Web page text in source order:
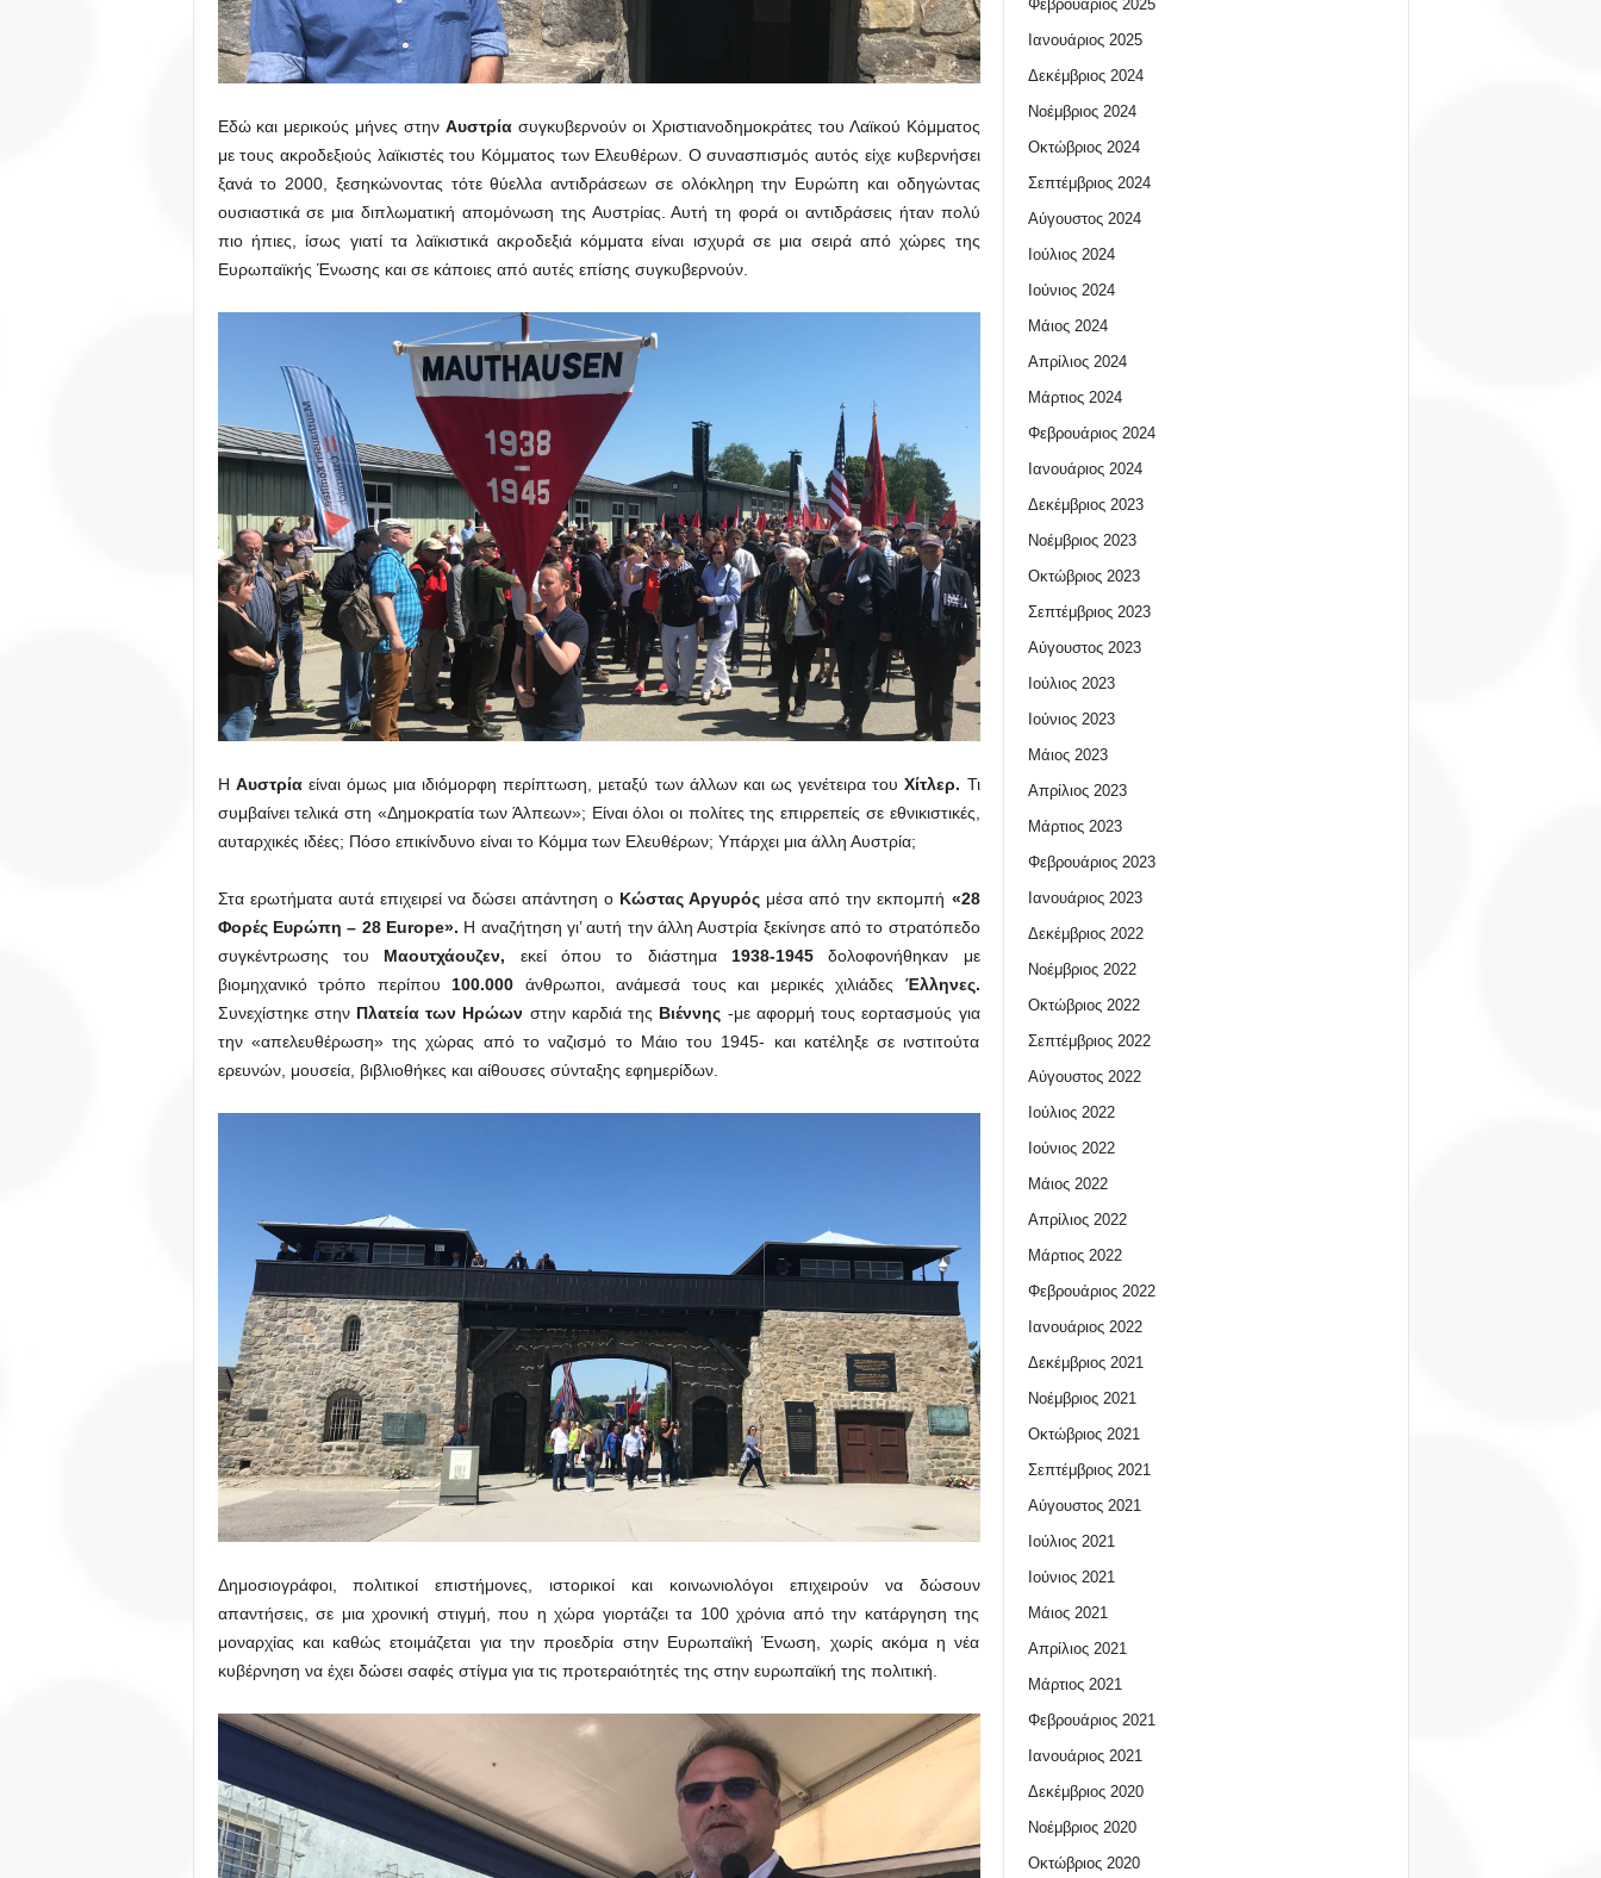
Εδώ και μερικούς μήνες στηνΑυστρία συγκυβερνούν οι Χριστιανοδημοκράτες του Λαϊκού Κόμματος
με τους ακροδεξιούς λαϊκιστές του Κόμματος των Ελευθέρων. Ο συνασπισμός αυτός είχε κυβερνήσει
ξανά το 2000, ξεσηκώνοντας τότε θύελλα αντιδράσεων σε ολόκληρη την Ευρώπη και οδηγώντας
ουσιαστικά σε μια διπλωματική απομόνωση της Αυστρίας. Αυτή τη φορά οι αντιδράσεις ήταν πολύ
πιο ήπιες, ίσως γιατί τα λαϊκιστικά ακροδεξιά κόμματα είναι ισχυρά σε μια σειρά από χώρες της
Ευρωπαϊκής Ένωσης και σε κάποιες από αυτές επίσης συγκυβερνούν.
Η Αυστρίαείναι όμως μια ιδιόμορφη περίπτωση, μεταξύ των άλλων και ως γενέτειρα τουΧίτλερ. Τι
συμβαίνει τελικά στη «Δημοκρατία των Άλπεων»; Είναι όλοι οι πολίτες της επιρρεπείς σε εθνικιστικές,
αυταρχικές ιδέες; Πόσο επικίνδυνο είναι το Κόμμα των Ελευθέρων; Υπάρχει μια άλλη Αυστρία;
Στα ερωτήματα αυτά επιχειρεί να δώσει απάντηση ο Κώστας Αργυρός μέσα από την εκπομπή «28
Φορές Ευρώπη – 28 Europe». Η αναζήτηση γι’ αυτή την άλλη Αυστρία ξεκίνησε από το στρατόπεδο
συγκέντρωσης του Μαουτχάουζεν, εκεί όπου το διάστημα 1938-1945δολοφονήθηκαν με
βιομηχανικό τρόπο περίπου 100.000 άνθρωποι, ανάμεσά τους και μερικές χιλιάδες Έλληνες.
Συνεχίστηκε στην Πλατεία των Ηρώων στην καρδιά της Βιέννης -με αφορμή τους εορτασμούς για
την «απελευθέρωση» της χώρας από το ναζισμό το Μάιο του 1945- και κατέληξε σε ινστιτούτα
ερευνών, μουσεία, βιβλιοθήκες και αίθουσες σύνταξης εφημερίδων.
Δημοσιογράφοι, πολιτικοί επιστήμονες, ιστορικοί και κοινωνιολόγοι επιχειρούν να δώσουν
απαντήσεις, σε μια χρονική στιγμή, που η χώρα γιορτάζει τα 100 χρόνια από την κατάργηση της
μοναρχίας και καθώς ετοιμάζεται για την προεδρία στην Ευρωπαϊκή Ένωση, χωρίς ακόμα η νέα
κυβέρνηση να έχει δώσει σαφές στίγμα για τις προτεραιότητές της στην ευρωπαϊκή της πολιτική.
Φεβρουάριος 2025
Ιανουάριος 2025
Δεκέμβριος 2024
Νοέμβριος 2024
Οκτώβριος 2024
Σεπτέμβριος 2024
Αύγουστος 2024
Ιούλιος 2024
Ιούνιος 2024
Μάιος 2024
Απρίλιος 2024
Μάρτιος 2024
Φεβρουάριος 2024
Ιανουάριος 2024
Δεκέμβριος 2023
Νοέμβριος 2023
Οκτώβριος 2023
Σεπτέμβριος 2023
Αύγουστος 2023
Ιούλιος 2023
Ιούνιος 2023
Μάιος 2023
Απρίλιος 2023
Μάρτιος 2023
Φεβρουάριος 2023
Ιανουάριος 2023
Δεκέμβριος 2022
Νοέμβριος 2022
Οκτώβριος 2022
Σεπτέμβριος 2022
Αύγουστος 2022
Ιούλιος 2022
Ιούνιος 2022
Μάιος 2022
Απρίλιος 2022
Μάρτιος 2022
Φεβρουάριος 2022
Ιανουάριος 2022
Δεκέμβριος 2021
Νοέμβριος 2021
Οκτώβριος 2021
Σεπτέμβριος 2021
Αύγουστος 2021
Ιούλιος 2021
Ιούνιος 2021
Μάιος 2021
Απρίλιος 2021
Μάρτιος 2021
Φεβρουάριος 2021
Ιανουάριος 2021
Δεκέμβριος 2020
Νοέμβριος 2020
Οκτώβριος 2020